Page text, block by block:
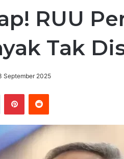
RUU
Tak
September 2025